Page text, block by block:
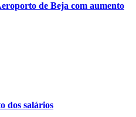
de Beja com aumento
dos salários